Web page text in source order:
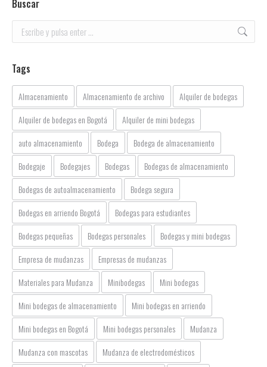
Buscar
Buscar:
Tags
Almacenamiento Almacenamiento de archivo
Alquiler de bodegas
Alquiler de bodegas en Bogotá
Alquiler de mini bodegas
auto almacenamiento
Bodega
Bodega de almacenamiento
Bodegaje
Bodegajes Bodegas
Bodegas de almacenamiento
Bodegas de autoalmacenamiento
Bodega segura
Bodegas en arriendo Bogotá
Bodegas para estudiantes
Bodegas pequeñas
Bodegas personales
Bodegas y mini bodegas
Empresa de mudanzas
Empresas de mudanzas
Materiales para Mudanza
Minibodegas
Mini bodegas
Mini bodegas de almacenamiento
Mini bodegas en arriendo
Mini bodegas en Bogotá
Mini bodegas personales
Mudanza
Mudanza con mascotas
Mudanza de electrodomésticos